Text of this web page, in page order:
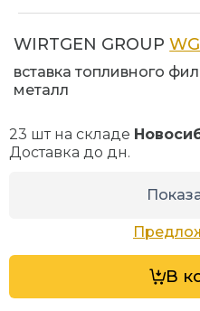
WIRTGEN GROUP
вставка топливного
металл
23 шт на складе
Доставка додн.
В